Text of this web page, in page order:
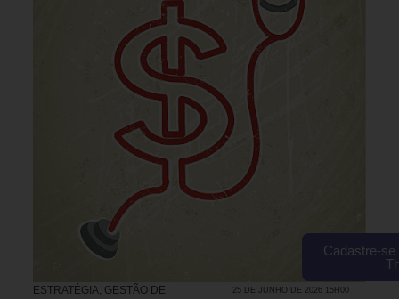
ESTRATÉGIA, GESTÃO DE
25 DE JUNHO DE 2026 15H00
Cadastre-